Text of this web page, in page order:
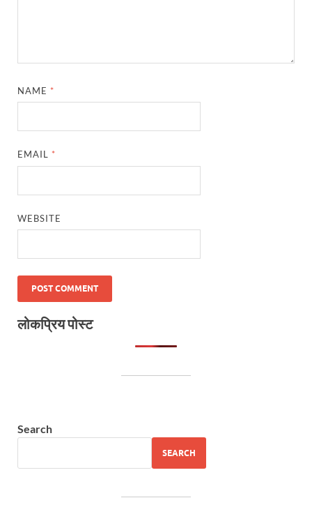
NAME *
EMAIL *
WEBSITE
लोकप्रिय पोस्ट
Search
SEARCH